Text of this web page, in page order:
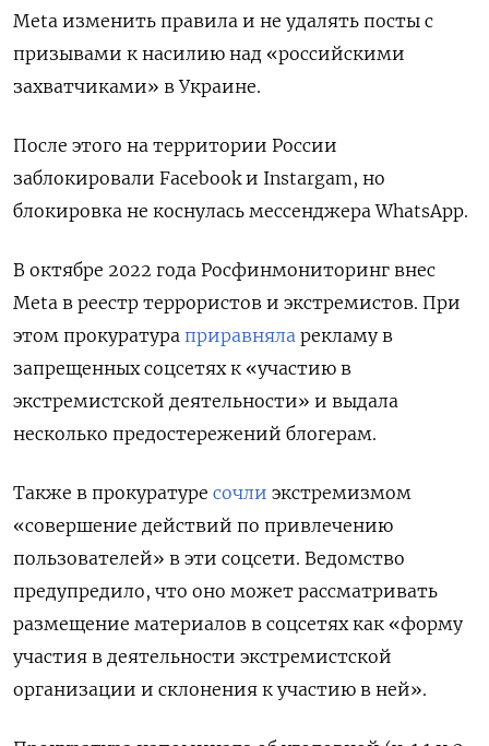
Meta изменить правила и не удалять посты с
призывами к насилию над «российскими
захватчиками» в Украине.
После этого на территории России
заблокировали Facebook и Instargam, но
блокировка не коснулась мессенджера WhatsApp.
В октябре 2022 года Росфинмониторинг внес
Meta в реестр террористов и экстремистов. При
этом прокуратура приравняла рекламу в
запрещенных соцсетях к «участию в
экстремистской деятельности» и выдала
несколько предостережений блогерам.
Также в прокуратуре сочли экстремизмом
«совершение действий по привлечению
пользователей» в эти соцсети. Ведомство
предупредило, что оно может рассматривать
размещение материалов в соцсетях как «форму
участия в деятельности экстремистской
организации и склонения к участию в ней».